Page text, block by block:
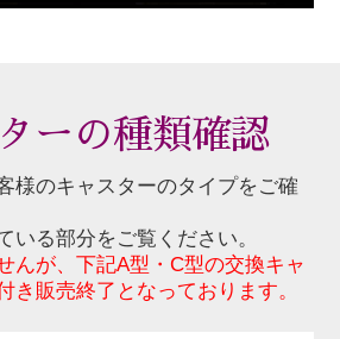
ーの種類確認
様のキャスターのタイプをご確
いる部分をご覧ください。
んが、下記A型・C型の交換キャ
き販売終了となっております。